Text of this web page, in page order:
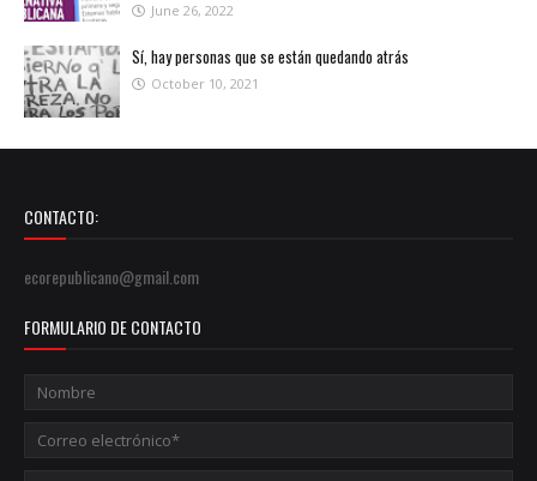
June 26, 2022
Sí, hay personas que se están quedando atrás
October 10, 2021
CONTACTO:
ecorepublicano@gmail.com
FORMULARIO DE CONTACTO